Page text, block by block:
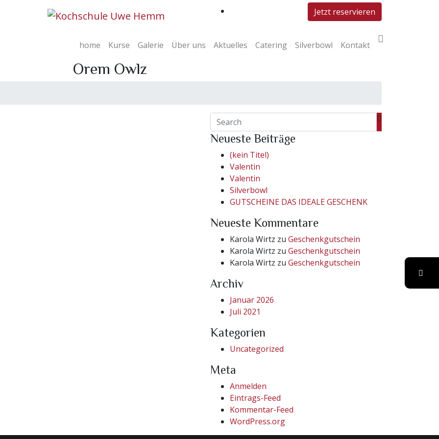
Jetzt reservieren
home Kurse Galerie Über uns Aktuelles Catering Silverbowl Kontakt
Orem Owlz
Neueste Beiträge
(kein Titel)
Valentin
Valentin
Silverbowl
GUTSCHEINE DAS IDEALE GESCHENK
Neueste Kommentare
Karola Wirtz zu Geschenkgutschein
Karola Wirtz zu Geschenkgutschein
Karola Wirtz zu Geschenkgutschein
Archiv
Januar 2026
Juli 2021
Kategorien
Uncategorized
Meta
Anmelden
Eintrags-Feed
Kommentar-Feed
WordPress.org